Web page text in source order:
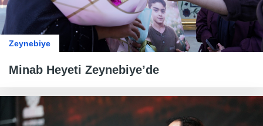
Zeynebiye
Minab Heyeti Zeynebiye’de